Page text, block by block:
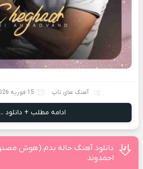
آهنگ های تاپ 15 فوریه 2026
ادامه مطلب + دانلود ...
دانلود آهنگ حاله بدم (هوش
احمدوند